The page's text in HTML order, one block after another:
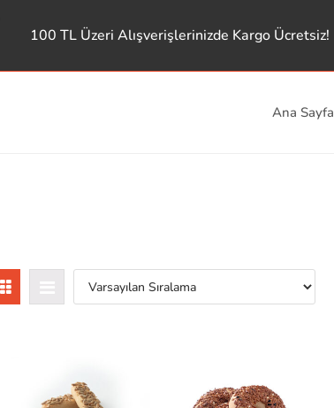
100 TL Üzeri Alışverişlerinizde Kargo Ücretsiz!
Ana Sayfa